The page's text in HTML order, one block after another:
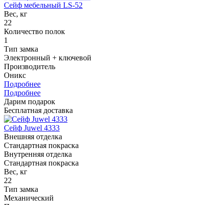
Сейф мебельный LS-52
Вес, кг
22
Количество полок
1
Тип замка
Электронный + ключевой
Производитель
Оникс
Подробнее
Подробнее
Дарим подарок
Бесплатная доставка
Сейф Juwel 4333
Внешняя отделка
Стандартная покраска
Внутренняя отделка
Стандартная покраска
Вес, кг
22
Тип замка
Механический